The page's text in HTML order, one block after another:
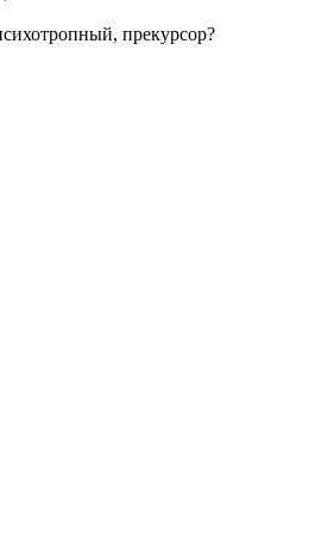
прекурсор?